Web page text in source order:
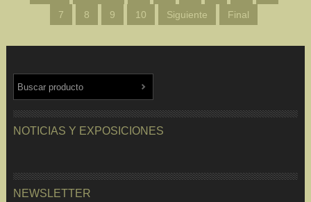
7
8 9 10 Siguiente Final
NOTICIAS Y EXPOSICIONES
NEWSLETTER